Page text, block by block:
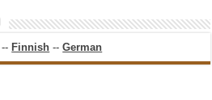
--Finnish --German